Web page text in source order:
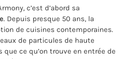
c’est d’abord sa
. Depuis presque 50 ans, la
de cuisines contemporaines.
de particules de haute
ce qu’on trouve en entrée de